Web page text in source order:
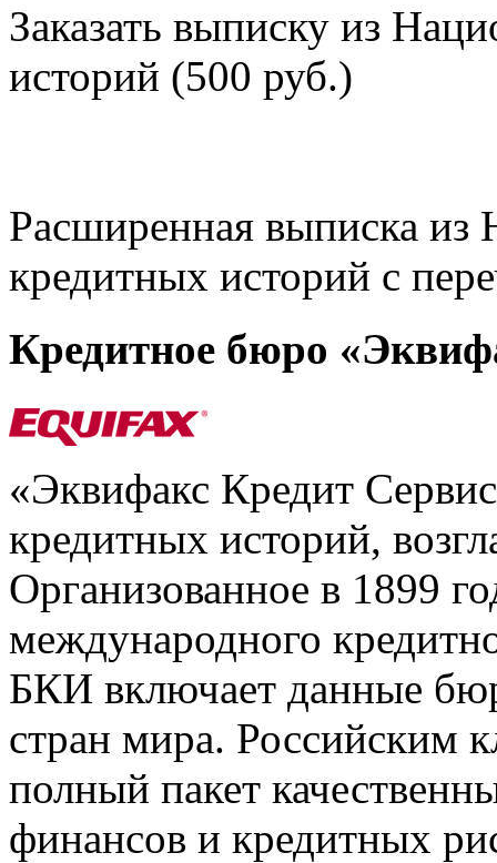
Заказать выписку из
историй (500 руб.)
Расширенная выписка из
кредитных историй с
Кредитное бюро
«Эквифакс Кредит
кредитных историй,
Организованное в 1899
международного
БКИ включает данные
стран мира. Российским
полный пакет
финансов и кредитных